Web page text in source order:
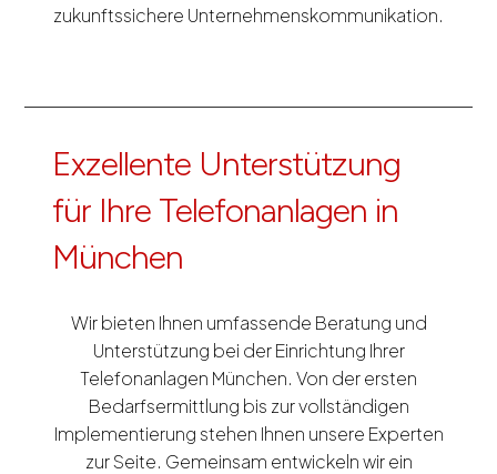
zukunftssichere Unternehmenskommunikation.
Exzellente Unterstützung
für Ihre Telefonanlagen in
München
Wir bieten Ihnen umfassende Beratung und
Unterstützung bei der Einrichtung Ihrer
Telefonanlagen München. Von der ersten
Bedarfsermittlung bis zur vollständigen
Implementierung stehen Ihnen unsere Experten
zur Seite. Gemeinsam entwickeln wir ein